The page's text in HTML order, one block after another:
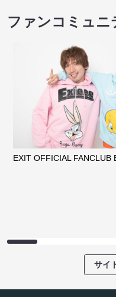
ファンコミュニ
EXIT OFFICIAL FANCLUB
サイ